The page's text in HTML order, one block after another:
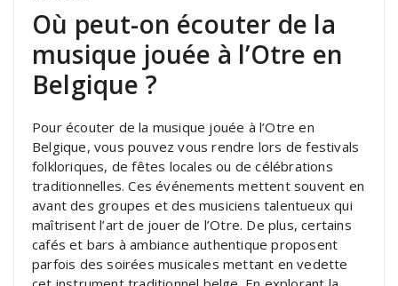
Où peut-on écouter de la
musique jouée à l’Otre en
Belgique ?
Pour écouter de la musique jouée à l’Otre en
Belgique, vous pouvez vous rendre lors de festivals
folkloriques, de fêtes locales ou de célébrations
traditionnelles. Ces événements mettent souvent en
avant des groupes et des musiciens talentueux qui
maîtrisent l’art de jouer de l’Otre. De plus, certains
cafés et bars à ambiance authentique proposent
parfois des soirées musicales mettant en vedette